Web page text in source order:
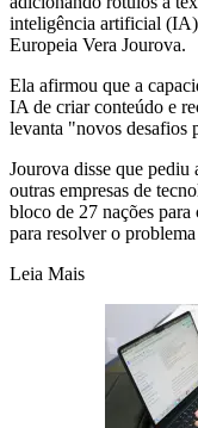
inteligência artificial
Europeia Vera Jourova.
Ela afirmou que a
IA de criar conteúdo e
levanta "novos desafios
Jourova disse que
outras empresas de
bloco de 27 nações
para resolver o
Leia Mais